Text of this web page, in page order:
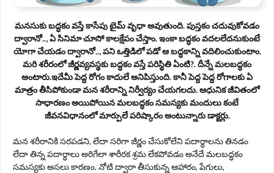
మనసుకు బద్ధకం వస్తే కాసేపు టైమ్ వృధా అవుతుంది. పుస్తకం చదువుకోవడం
ద్వారానో.., ఏ సినిమా చూసో కాలక్షేపం చేస్తాం. ఇంకా బద్ధకం వదలలేదనుకుంటే
యోగా చేయడం ద్వారానో.., పని ఒత్తిడిలో పడో ఆ బద్ధకాన్ని వదిలించుకుంటాం.
మరి శరీరంలో జీర్ణవ్యవస్థకు బద్ధకం వస్తే పరిస్థితి ఏంటి?. దీన్నే మలబద్ధకం
అంటారు.ఇదేమీ పెద్ద రోగం కాదులే అనిపిస్తుంది. కానీ పెద్ద పెద్ద రోగాలకు ఏ
మాత్రం తీసిపోకుండా మన శరీరాన్ని నిర్వీర్యం చేయగలదు. ఆధునిక జీవితంలో
సాధారణం అయిపోయిన మలబద్ధకం సమస్యకు మందులు కంటే
జీవనవిధానంలో మార్పులే పరిష్కారం అంటున్నారు డాక్టర్లు.
మన శరీరానికి సరపడని, లేదా సరిగా జీర్ణం చేసుకోలేని పదార్ధాలను తినడం
లేదా తిన్న పదార్ధాలు అరిగేలా శారీరక శ్రమ లేకపోవడం అనేదే మలబద్ధకం
సమస్యకు అసలు కారణం. నోటి ద్వారా తీసుకున్న ఆహారం, పేగులు,